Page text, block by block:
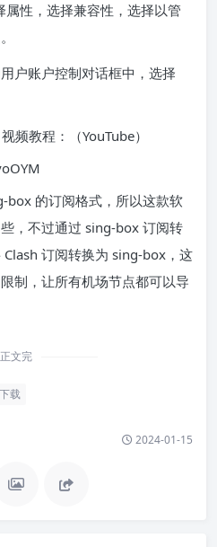
性，选择兼容性，选择以管
户账户控制对话框中，选择
频教程：（YouTube）
box 的订阅格式，所以这款软
，不过通过 sing-box 订阅转
订阅转换为 sing-box，这
制，让所有机场节点都可以导
正文完
载
2024-01-15